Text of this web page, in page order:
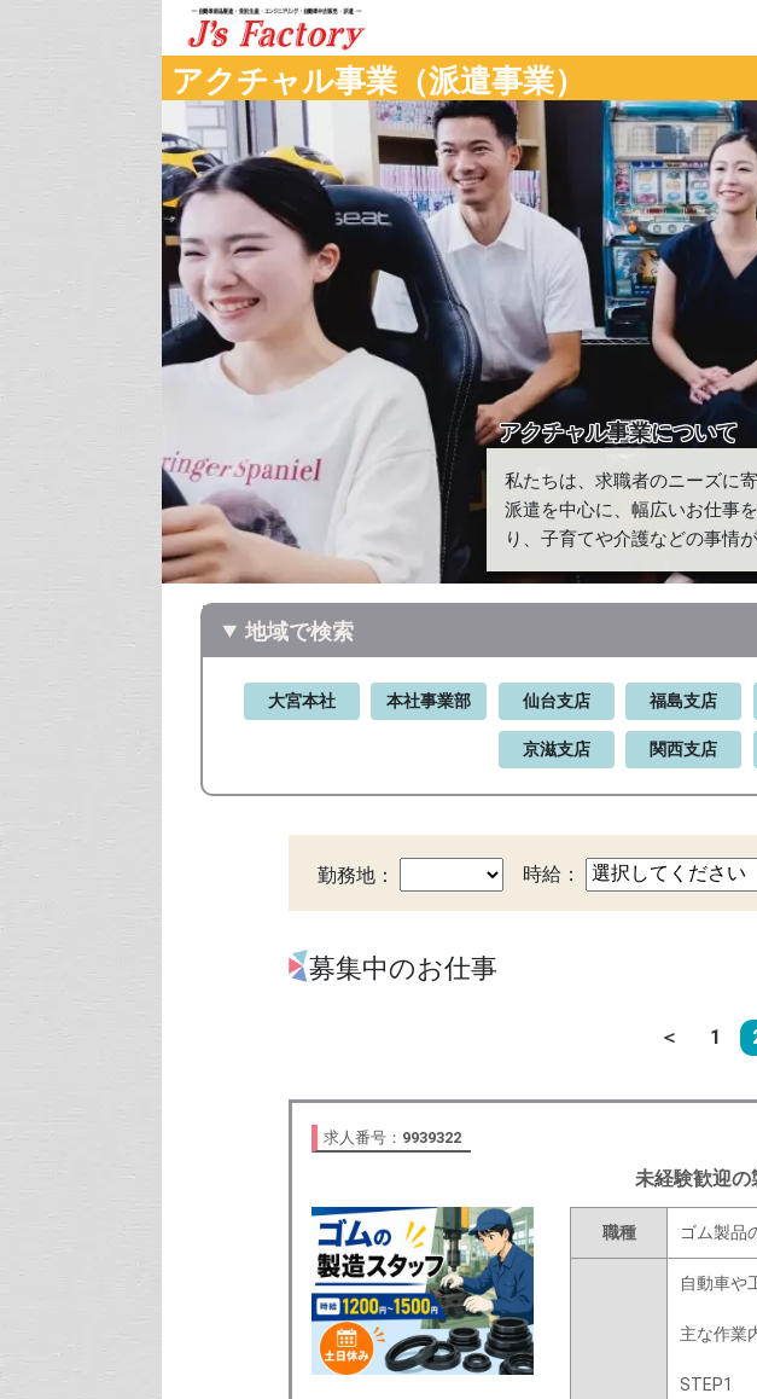
アクチャル事業（派遣事業）
アクチャル事業について
私たちは、求職者のニーズに
派遣を中心に、幅広いお仕事
り、子育てや介護などの事情
地域で検索
大宮本社 本社事業部 仙台支店 福島支店
京滋支店 関西支店
勤務地： 時給：
募集中のお仕事
＜ 1
求人番号： 9939322
未経験歓迎
職種 ゴム製品
自動車や
主な作業
STEP1